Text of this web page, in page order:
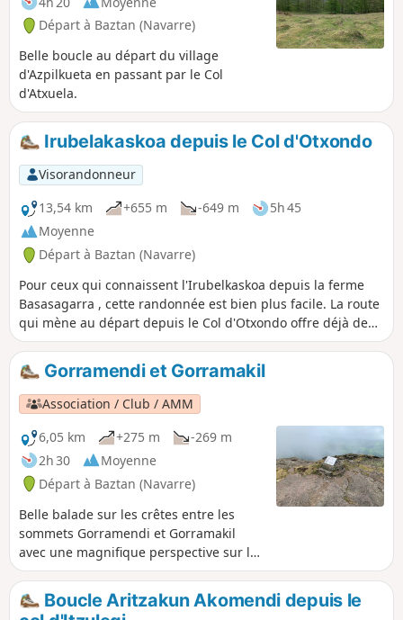
Départ à Baztan (Navarre)
Belle boucle au départ du village
d'Azpilkueta en passant par le Col
d'Atxuela.
Irubelakaskoa depuis le Col d'Otxondo
Visorandonneur
13,54 km
+655 m -649 m
5h 45
Moyenne
Départ à Baztan (Navarre)
Pour ceux qui connaissent l'Irubelkaskoa depuis la ferme
Basasagarra , cette randonnée est bien plus facile. La route
qui mène au départ depuis le Col d'Otxondo offre déjà de
magnifiques vues. La randonnée traverse une très belle
forêt et continue sur des sentes herbeuses pour arriver
comme souvent au pays basque au sommet avec vue à
360°. Le retour suit une ligne de crête jusqu'au Gorramakil
puis le Gorramendi pour ceux qui veulent rallonger avec
toujours une splendide vue sur tous les sommets Pour cette
randonnée j'ai rejoint la piste au Col Otanarteko.
Gorramendi et Gorramakil
Association / Club / AMM
6,05 km
+275 m
-269 m
2h 30
Moyenne
Départ à Baztan (Navarre)
Belle balade sur les crêtes entre les
sommets Gorramendi et Gorramakil
avec une magnifique perspective sur la
vallée du Baztan et, de l'autre côté sur
les Pyrénées. Sans grosse difficulté, elle
peut se faire en famille.
Boucle Aritzakun Akomendi depuis le